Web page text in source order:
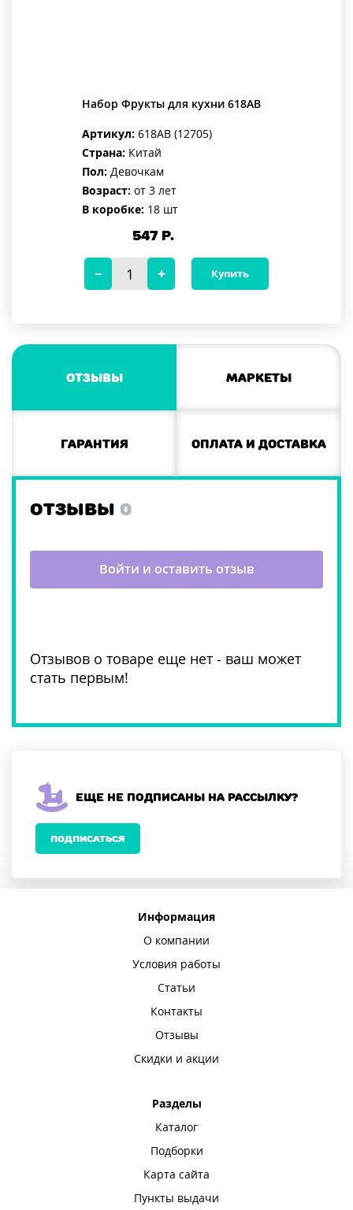
Набор Фрукты для кухни 618AB
Артикул: 618AB (12705)
Страна: Китай
Пол: Девочкам
Возраст: от 3 лет
В коробке: 18 шт
547Р.
Купить
Отзывы Маркеты
Гарантия Оплата и доставка
ОТЗЫВЫ 0
Отзывов о товаре еще нет - ваш может
стать первым!
Войти и оставить отзыв
Еще не подписаны на рассылку?
ПОДПИСАТЬСЯ
Информация
О компании
Условия работы
Статьи
Контакты
Отзывы
Скидки и акции
Разделы
Каталог
Подборки
Карта сайта
Пункты выдачи